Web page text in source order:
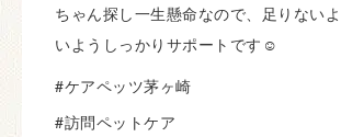
ちゃん探し一生懸命なので、足りない
いようしっかりサポートです☺️
#ケアペッツ茅ヶ崎
#訪問ペットケア